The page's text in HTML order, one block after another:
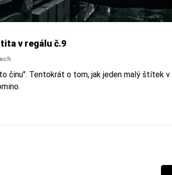
v regálu č.9
činu". Tentokrát o tom, jak jeden malý štítek v